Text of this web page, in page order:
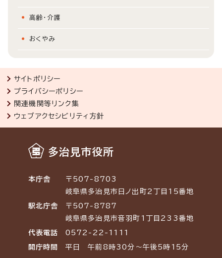
高齢・介護
おくやみ
サイトポリシー
プライバシーポリシー
関連機関等リンク集
ウェブアクセシビリティ方針
多治見市役所
本庁舎
〒507-8703
岐阜県多治見市日ノ出町2丁目15番地
駅北庁舎
〒507-8787
岐阜県多治見市音羽町1丁目233番地
代表電話 0572-22-1111
開庁時間 平日 午前8時30分～午後5時15分